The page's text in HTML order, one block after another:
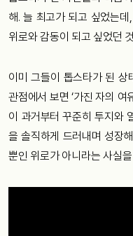
해. 늘 최고가 되고 싶었는
위로와 감동이 되고 싶었던
이미 그들이 톱스타가 된 상
관점에서 보면 ‘가진 자의 여
이 과거부터 꾸준히 투지와
을 솔직하게 드러내며 성장
뿐인 위로가 아니라는 사실